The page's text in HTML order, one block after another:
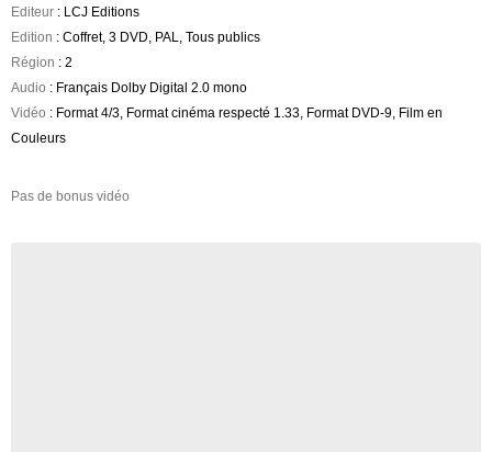
Editeur : LCJ Editions
Edition : Coffret, 3 DVD, PAL, Tous publics
Région : 2
Audio : Français Dolby Digital 2.0 mono
Vidéo : Format 4/3, Format cinéma respecté 1.33, Format DVD-9, Film en
Couleurs
Pas de bonus vidéo